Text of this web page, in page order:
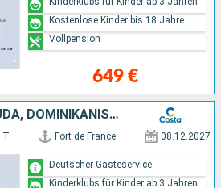
649 €
Kostenlose Kinder bis 18 Jahre
Vollpension
ANTIGUA UND BARBUDA, DOMINIKANISCHE REPUBLIK
T Fort de France 08.12.2027
Deutscher Gästeservice
Kinderklubs für Kinder ab 3 Jahren